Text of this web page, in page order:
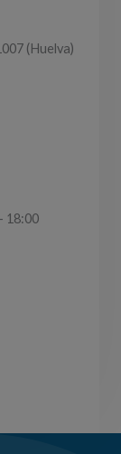
(Huelva)
18:00